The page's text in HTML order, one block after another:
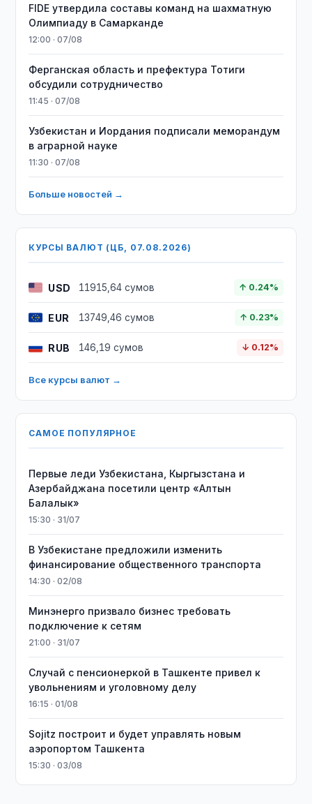
FIDE утвердила составы команд на шахматную
Олимпиаду в Самарканде
12:00 · 07/08
Ферганская область и префектура Тотиги
обсудили сотрудничество
11:45 · 07/08
Узбекистан и Иордания подписали меморандум
в аграрной науке
11:30 · 07/08
Больше новостей →
КУРСЫ ВАЛЮТ (ЦБ, 07.08.2026)
USD 11915,64 сумов ↑ 0.24%
EUR 13749,46 сумов ↑ 0.23%
RUB 146,19 сумов ↓ 0.12%
Все курсы валют →
САМОЕ ПОПУЛЯРНОЕ
Первые леди Узбекистана, Кыргызстана и
Азербайджана посетили центр «Алтын
Балалык»
15:30 · 31/07
В Узбекистане предложили изменить
финансирование общественного транспорта
14:30 · 02/08
Минэнерго призвало бизнес требовать
подключение к сетям
21:00 · 31/07
Случай с пенсионеркой в Ташкенте привел к
увольнениям и уголовному делу
16:15 · 01/08
Sojitz построит и будет управлять новым
аэропортом Ташкента
15:30 · 03/08